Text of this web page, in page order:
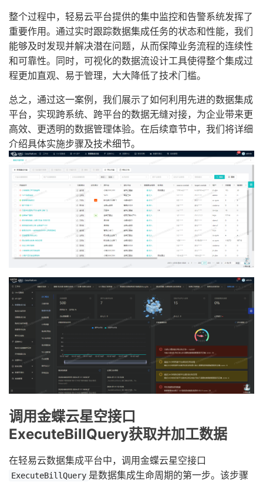
整个过程中，轻易云平台提供的集中监控和告警系统发挥了
重要作用。通过实时跟踪数据集成任务的状态和性能，我们
能够及时发现并解决潜在问题，从而保障业务流程的连续性
和可靠性。同时，可视化的数据流设计工具使得整个集成过
程更加直观、易于管理，大大降低了技术门槛。
总之，通过这一案例，我们展示了如何利用先进的数据集成
平台，实现跨系统、跨平台的数据无缝对接，为企业带来更
高效、更透明的数据管理体验。在后续章节中，我们将详细
介绍具体实施步骤及技术细节。
调用金蝶云星空接口
ExecuteBillQuery获取并加工数据
在轻易云数据集成平台中，调用金蝶云星空接口
ExecuteBillQuery 是数据集成生命周期的第一步。该步骤